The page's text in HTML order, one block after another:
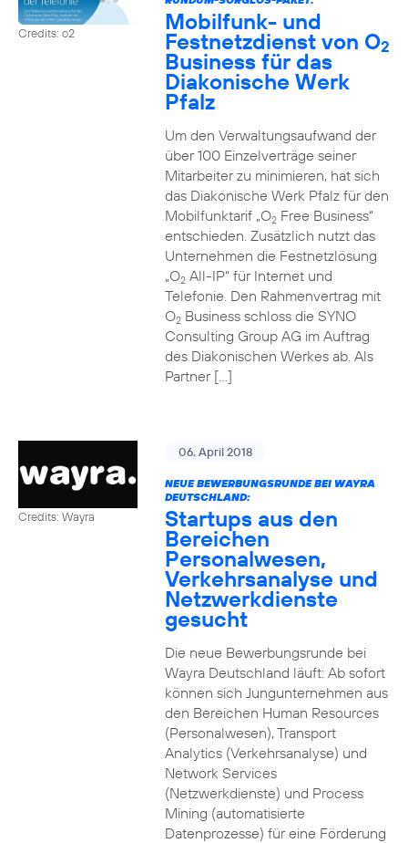
Credits: o2 Mobilfunk- und
Festnetzdienst von O2
Business für das
Diakonische Werk
Pfalz
Um den Verwaltungsaufwand der
über 100 Einzelverträge seiner
Mitarbeiter zu minimieren, hat sich
das Diakonische Werk Pfalz für den
Mobilfunktarif „O2Free Business“
entschieden. Zusätzlich nutzt das
Unternehmen die Festnetzlösung
„O2All-IP“ für Internet und
Telefonie. Den Rahmenvertrag mit
O2Business schloss die SYNO
Consulting Group AG im Auftrag
des Diakonischen Werkes ab. Als
Partner […]
Credits: Wayra
06. April 2018
NEUE BEWERBUNGSRUNDE BEI WAYRA
DEUTSCHLAND:
Startups aus den
Bereichen
Personalwesen,
Verkehrsanalyse und
Netzwerkdienste
gesucht
Die neue Bewerbungsrunde bei
Wayra Deutschland läuft: Ab sofort
können sich Jungunternehmen aus
den Bereichen Human Resources
(Personalwesen), Transport
Analytics (Verkehrsanalyse) und
Network Services
(Netzwerkdienste) und Process
Mining (automatisierte
Datenprozesse) für eine Förderung